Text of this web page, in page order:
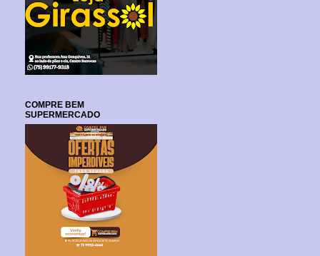
COMPRE BEM
SUPERMERCADO